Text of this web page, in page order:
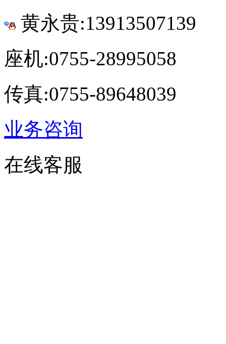
黄永贵:13913507139
座机:0755-28995058
传真:0755-89648039
业务咨询
在线客服